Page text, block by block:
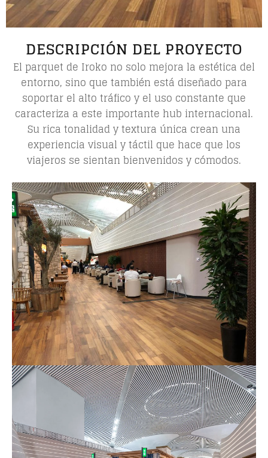
DESCRIPCIÓN DEL PROYECTO
El parquet de Iroko no solo mejora la estética del
entorno, sino que también está diseñado para
soportar el alto tráfico y el uso constante que
caracteriza a este importante hub internacional.
Su rica tonalidad y textura única crean una
experiencia visual y táctil que hace que los
viajeros se sientan bienvenidos y cómodos.